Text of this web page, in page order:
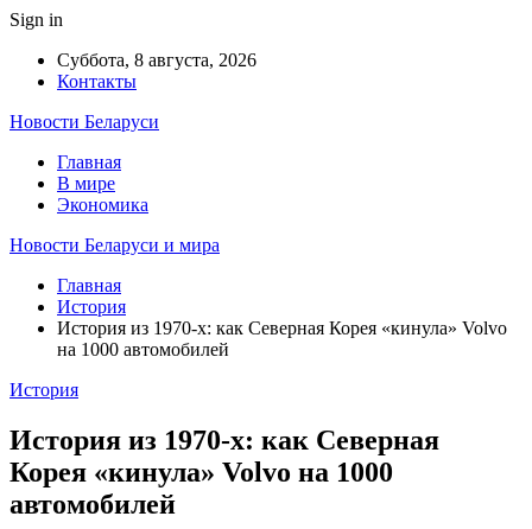
Sign in
Суббота, 8 августа, 2026
Контакты
Новости Беларуси
Главная
В мире
Экономика
Новости Беларуси и мира
Главная
История
История из 1970-х: как Северная Корея «кинула» Volvo
на 1000 автомобилей
История
История из 1970-х: как Северная
Корея «кинула» Volvo на 1000
автомобилей